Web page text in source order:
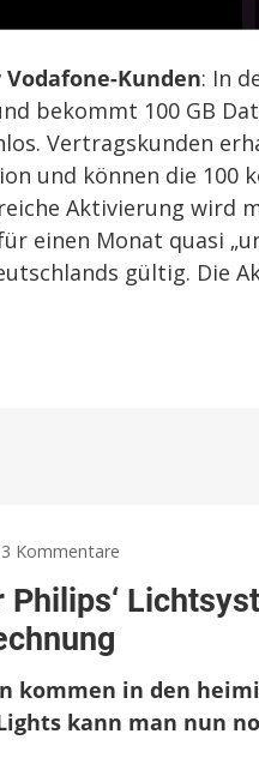
Kunden: In
bekommt 100 GB
Vertragskunden
und können die 100
Aktivierung wird
einen Monat quasi
gültig. Die
3 Kommentare
Lights:
Philips‘
Lichtsystem
bekommt
kommen in den
kann man nun